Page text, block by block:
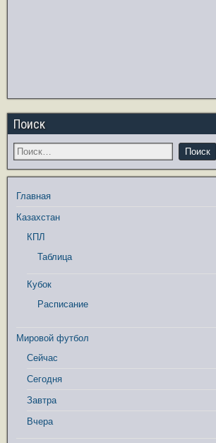
Поиск
Главная
Казахстан
КПЛ
Таблица
Кубок
Расписание
Мировой футбол
Сейчас
Сегодня
Завтра
Вчера